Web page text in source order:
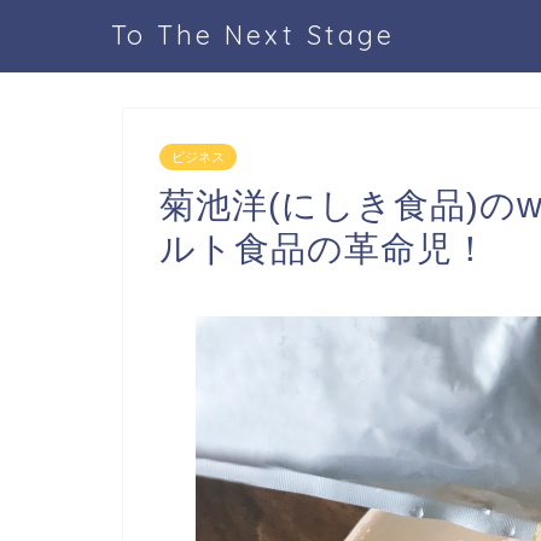
To The Next Stage
ビジネス
菊池洋(にしき食品)の
ルト食品の革命児！